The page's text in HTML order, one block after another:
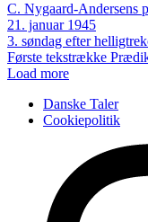
C. Nygaard-Andersens
21. januar 1945
3. søndag efter
Første tekstrække
Load more
Danske Taler
Cookiepolitik